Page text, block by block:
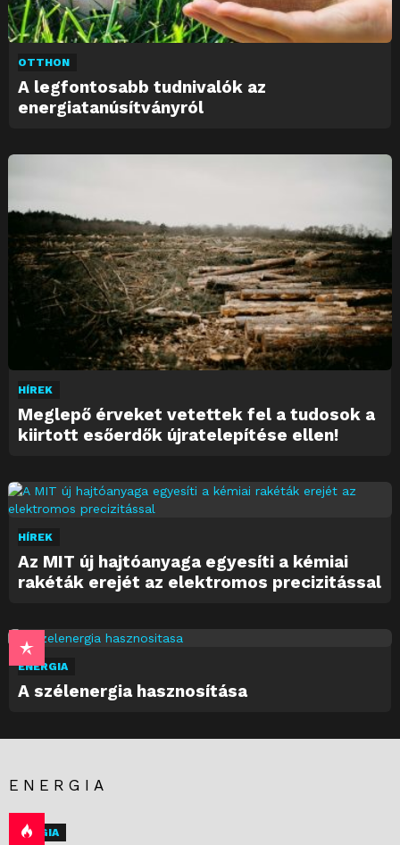
OTTHON
A legfontosabb tudnivalók az
energiatanúsítványról
HÍREK
Meglepő érveket vetettek fel a tudosok a
kiirtott esőerdők újratelepítése ellen!
HÍREK
Az MIT új hajtóanyaga egyesíti a kémiai
rakéták erejét az elektromos precizitással
ENERGIA
A szélenergia hasznosítása
ENERGIA
ENERGIA